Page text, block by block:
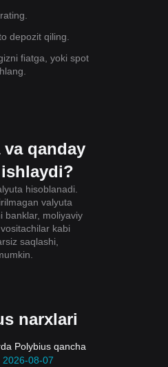
depozit qiling.
fiatga, yoki spot
qanday
hisoblanadi.
valyuta
banklar, moliyaviy
kabi
saqlashi,
narxlari
Polybius qancha
2026-08-07